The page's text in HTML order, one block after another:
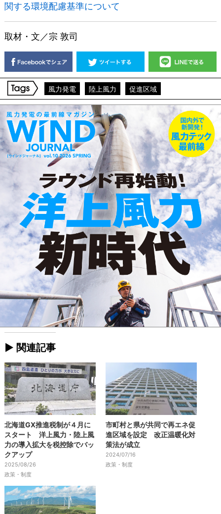
関する環境配慮基準について
取材・文／宗 敦司
風力発電 陸上風力 促進区域
► 関連記事
北海道GX推進税制が４月に
スタート 洋上風力・陸上風
力の導入拡大を税控除でバッ
クアップ
2025/08/26
政策・制度
市町村と県が共同で再エネ促
進区域を設定 改正温暖化対
策法が成立
2024/07/16
政策・制度